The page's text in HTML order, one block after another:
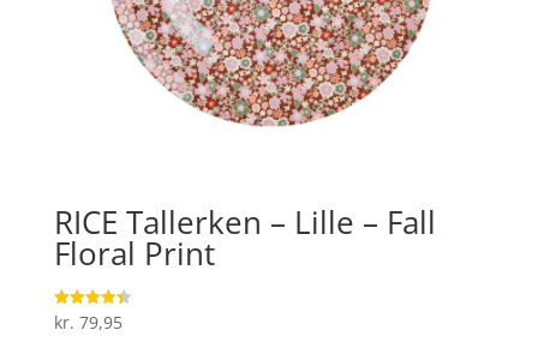
RICE Tallerken – Lille – Fall
Floral Print
Vurderet
4.4
kr. 79,95